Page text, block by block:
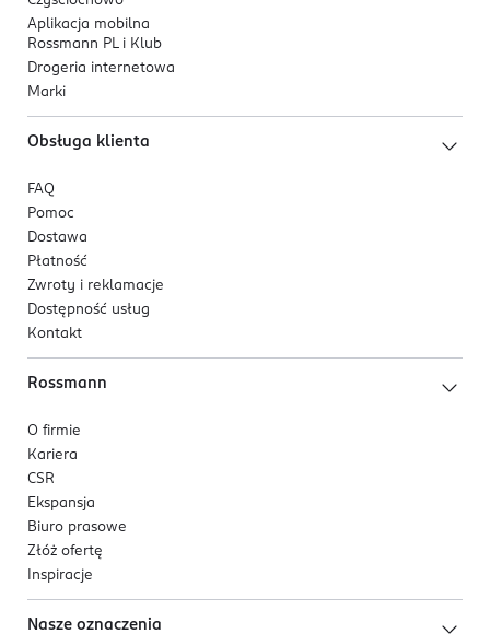
Aplikacja mobilna
Rossmann PL i Klub
Drogeria internetowa
Marki
Obsługa klienta
FAQ
Pomoc
Dostawa
Płatność
Zwroty i reklamacje
Dostępność usług
Kontakt
Rossmann
O firmie
Kariera
CSR
Ekspansja
Biuro prasowe
Złóż ofertę
Inspiracje
Nasze oznaczenia